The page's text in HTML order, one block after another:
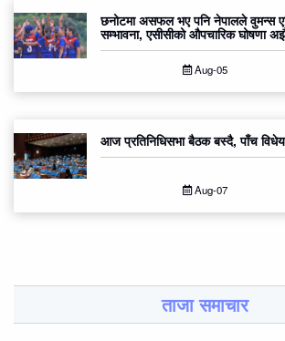
छनोटमा असफल भए पनि नेपालले वुमन्स
सम्भावना, एसीसीको औपचारिक घोषणा
Aug-05
आज प्रतिनिधिसभा बैठक बस्दै, पाँच
Aug-07
ताजा समाचार